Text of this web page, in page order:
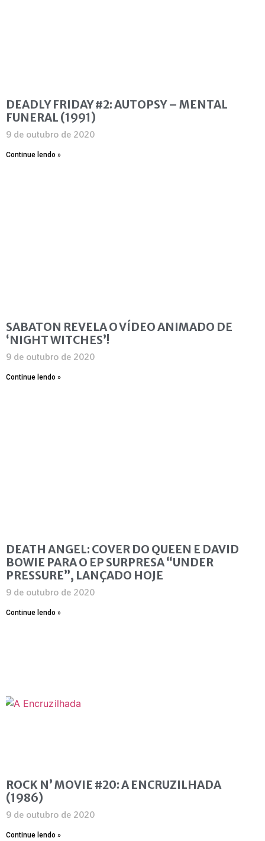
DEADLY FRIDAY #2: AUTOPSY – MENTAL
FUNERAL (1991)
9 de outubro de 2020
Continue lendo »
SABATON REVELA O VÍDEO ANIMADO DE
‘NIGHT WITCHES’!
9 de outubro de 2020
Continue lendo »
DEATH ANGEL: COVER DO QUEEN E DAVID
BOWIE PARA O EP SURPRESA “UNDER
PRESSURE”, LANÇADO HOJE
9 de outubro de 2020
Continue lendo »
ROCK N’ MOVIE #20: A ENCRUZILHADA
(1986)
9 de outubro de 2020
Continue lendo »